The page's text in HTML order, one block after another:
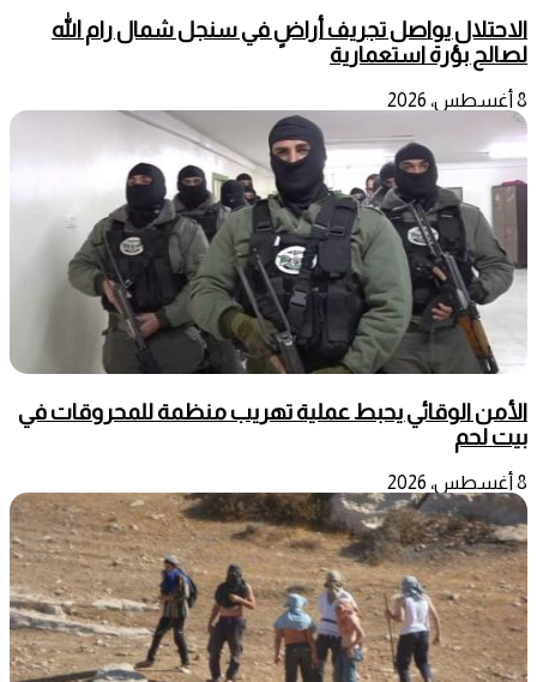
الاحتلال يواصل تجريف أراضٍ في سنجل شمال رام الله
لصالح بؤرة استعمارية
8 أغسطس، 2026
الأمن الوقائي يحبط عملية تهريب منظمة للمحروقات في
بيت لحم
8 أغسطس، 2026